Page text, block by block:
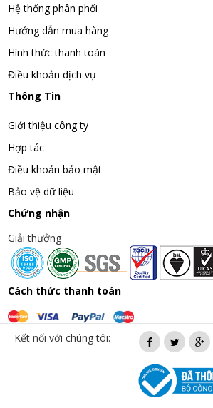
Hệ thống phân phối
Hướng dẫn mua hàng
Hình thức thanh toán
Điều khoản dịch vụ
Thông Tin
Giới thiệu công ty
Hợp tác
Điều khoản bảo mật
Bảo vệ dữ liệu
Chứng nhận
Giải thưởng
Cách thức thanh toán
Kết nối với chúng tôi: